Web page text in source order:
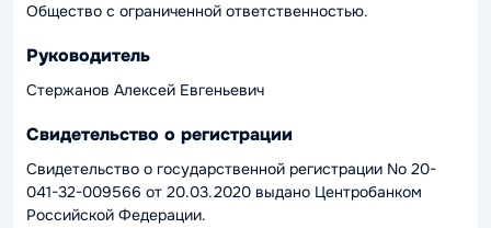
Общество с ограниченной ответственностью.
Руководитель
Стержанов Алексей Евгеньевич
Свидетельство о регистрации
Свидетельство о государственной регистрации No 20-
041-32-009566 от 20.03.2020 выдано Центробанком
Российской Федерации.